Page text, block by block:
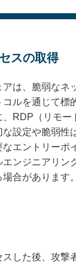
スの取得
は、脆弱なネ
コルを通じて標
RDP（リモー
な設定や脆弱性
エントリーポ
エンジニアリン
合があります。
スした後、攻撃